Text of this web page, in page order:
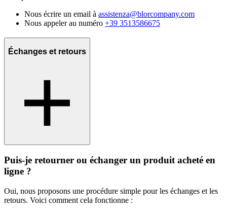
Nous écrire un email à assistenza@blorcompany.com
Nous appeler au numéro +39 3513586675
Échanges et retours
Puis-je retourner ou échanger un produit acheté en
ligne ?
Oui, nous proposons une procédure simple pour les échanges et les
retours. Voici comment cela fonctionne :